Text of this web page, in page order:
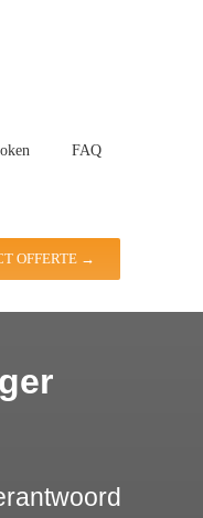
FAQ
OFFERTE →